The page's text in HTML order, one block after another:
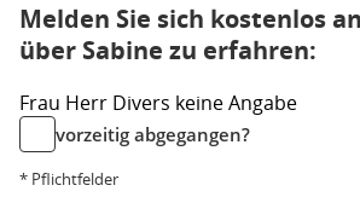
Melden Sie sich kostenlos
über Sabine zu erfahren:
Frau Herr Divers keine Angabe
vorzeitig abgegangen?
* Pflichtfelder